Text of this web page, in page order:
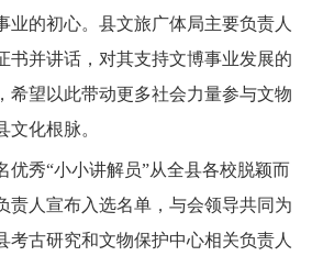
业的初心。县文旅广体局主要负责人
书并讲话，对其支持文博事业发展的
希望以此带动更多社会力量参与文物
文化根脉。
优秀“小小讲解员”从全县各校脱颖而
责人宣布入选名单，与会领导共同为
考古研究和文物保护中心相关负责人